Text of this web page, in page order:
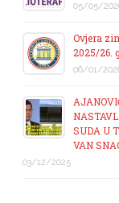
05/05/
Ovjera
2025/26.
06/01/
SUDA U
VAN
03/12/2025